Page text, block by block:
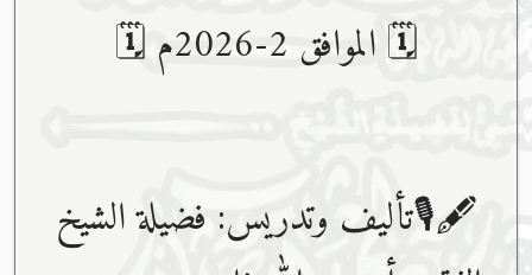
🗓 الموافق 2-2026م 🗓
🖋🎙تأليف وتدريس: فضيلة الشيخ